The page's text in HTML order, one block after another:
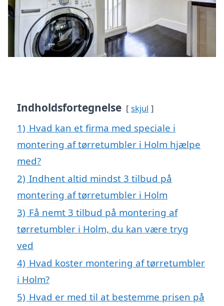
Indholdsfortegnelse skjul
1) Hvad kan et firma med speciale i
montering af tørretumbler i Holm hjælpe
med?
2) Indhent altid mindst 3 tilbud på
montering af tørretumbler i Holm
3) Få nemt 3 tilbud på montering af
tørretumbler i Holm, du kan være tryg
ved
4) Hvad koster montering af tørretumbler
i Holm?
5) Hvad er med til at bestemme prisen på